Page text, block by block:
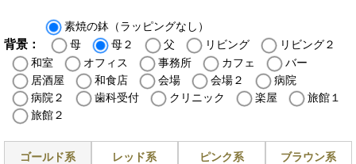
素焼の鉢（ラッピングなし）
背景： 母 母２ 父 リビング
リビング２
和室
オフィス 事務所 カフェ
バー
居酒屋
和食店 会場 会場２
病院
病院２
歯科受付 クリニック 楽屋
旅館１
旅館２
ゴールド系 レッド系 ピンク系 ブラウン系